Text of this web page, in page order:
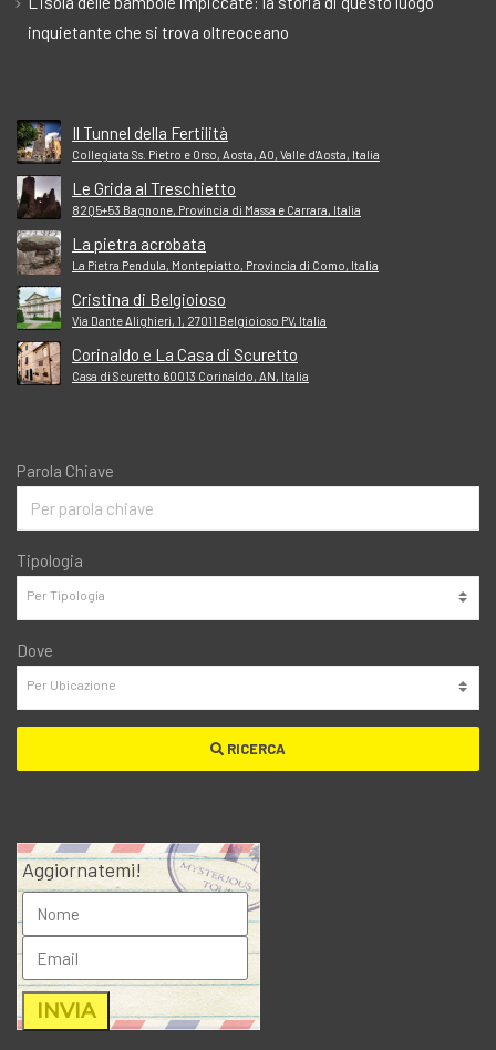
inquietante che si trova oltreoceano
Il Tunnel della Fertilità
Collegiata Ss. Pietro e Orso, Aosta, AO, Valle d'Aosta, Italia
Le Grida al Treschietto
82Q5+53 Bagnone, Provincia di Massa e Carrara, Italia
La pietra acrobata
La Pietra Pendula, Montepiatto, Provincia di Como, Italia
Cristina di Belgioioso
Via Dante Alighieri, 1, 27011 Belgioioso PV, Italia
Corinaldo e La Casa di Scuretto
Casa di Scuretto 60013 Corinaldo, AN, Italia
Parola Chiave
Tipologia
Dove
RICERCA
Aggiornatemi!